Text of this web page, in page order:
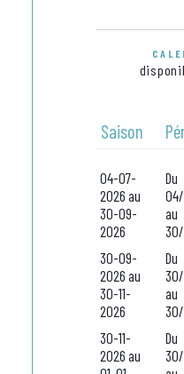
Saison
04-07-
2026 au
30-09-
2026
Du
au
30-09-
2026 au
30-11-
2026
Du
au
30/
30-11-
2026 au
Du
30/